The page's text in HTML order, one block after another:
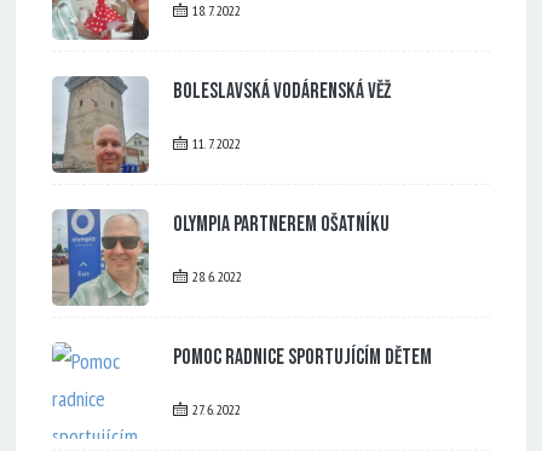
18. 7. 2022
Boleslavská vodárenská věž
11. 7. 2022
Olympia partnerem Ošatníku
28. 6. 2022
Pomoc radnice sportujícím dětem
27. 6. 2022